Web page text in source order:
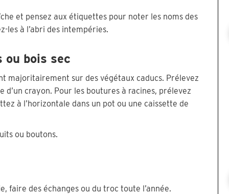
et pensez aux étiquettes pour noter les noms des
les à l’abri des intempéries.
ou bois sec
majoritairement sur des végétaux caducs. Prélevez
d’un crayon. Pour les boutures à racines, prélevez
à l’horizontale dans un pot ou une caissette de
ou boutons.
faire des échanges ou du troc toute l’année.